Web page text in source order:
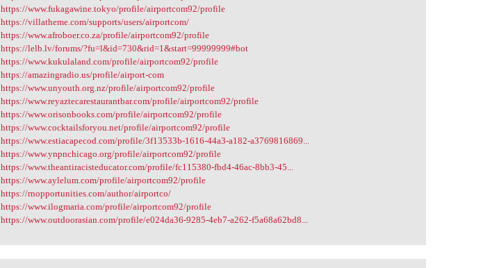
https://www.fukagawine.tokyo/profile/airportcom92/profile
https://villatheme.com/supports/users/airportcom/
https://www.afroboer.co.za/profile/airportcom92/profile
https://lelb.lv/forums/?fu=l&id=730&rid=1&start=99999999#bot
https://www.kukulaland.com/profile/airportcom92/profile
https://amazingradio.us/profile/airport-com
https://www.unyouth.org.nz/profile/airportcom92/profile
https://www.reyaztecarestaurantbar.com/profile/airportcom92/profile
https://www.orisonbooks.com/profile/airportcom92/profile
https://www.cocktailsforyou.net/profile/airportcom92/profile
https://www.estiacapecod.com/profile/3f13533b-1616-44a3-a182-a3769816869...
https://www.ynpnchicago.org/profile/airportcom92/profile
https://www.theantiracisteducator.com/profile/fc115380-fbd4-46ac-8bb3-45...
https://www.aylelum.com/profile/airportcom92/profile
https://rnopportunities.com/author/airportco/
https://www.ilogmaria.com/profile/airportcom92/profile
https://www.outdoorasian.com/profile/e024da36-9285-4eb7-a262-f5a68a62bd8...